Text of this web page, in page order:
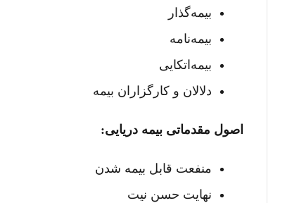
بیمه‌گذار
بیمه‌نامه
بیمه‌اتکایی
دلالان و کارگزاران بیمه
اصول مقدماتی بیمه دریایی:
منفعت قابل بیمه شدن
نهایت حسن نیت